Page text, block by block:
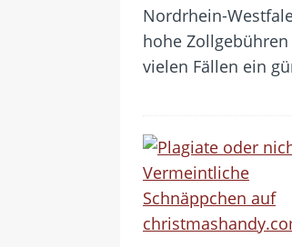
Nordrhein-
hohe
vielen Fällen ein